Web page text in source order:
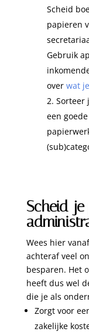
Scheid
papieren
Gebruik
over wat
Sorteer
een
Scheid je
Wees hier
achteraf veel
besparen. Het
heeft dus wel
die je als
Zorgt voor
zakelijke